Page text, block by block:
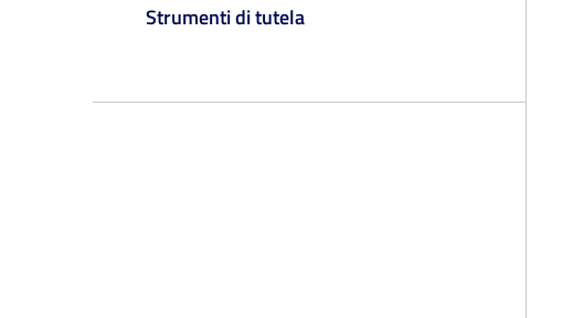
Strumenti di tutela